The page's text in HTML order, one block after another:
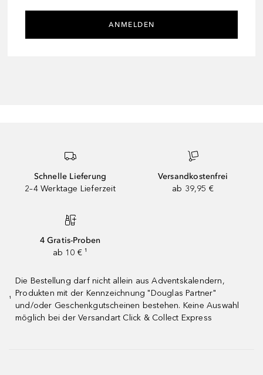
ANMELDEN
Schnelle Lieferung
2–4 Werktage Lieferzeit
Versandkostenfrei
ab 39,95 €
4 Gratis-Proben
ab 10 € ¹
¹
Die Bestellung darf nicht allein aus Adventskalendern,
Produkten mit der Kennzeichnung "Douglas Partner"
und/oder Geschenkgutscheinen bestehen. Keine Auswahl
möglich bei der Versandart Click & Collect Express